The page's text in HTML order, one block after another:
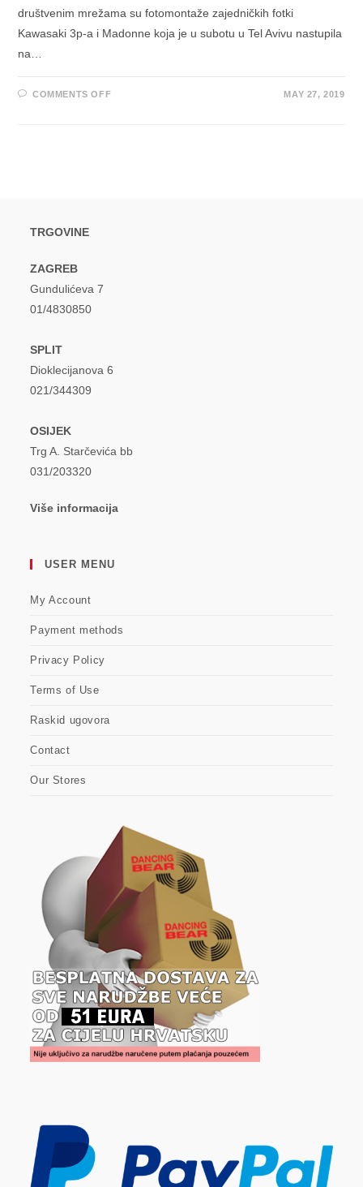
društvenim mrežama su fotomontaže zajedničkih fotki
Kawasaki 3p-a i Madonne koja je u subotu u Tel Avivu nastupila
na…
COMMENTS OFFON
MAY 27, 2019
TRGOVINE
ZAGREB
Gundulićeva 7
01/4830850
SPLIT
Dioklecijanova 6
021/344309
OSIJEK
Trg A. Starčevića bb
031/203320
Više informacija
USER MENU
My Account
Payment methods
Privacy Policy
Terms of Use
Raskid ugovora
Contact
Our Stores